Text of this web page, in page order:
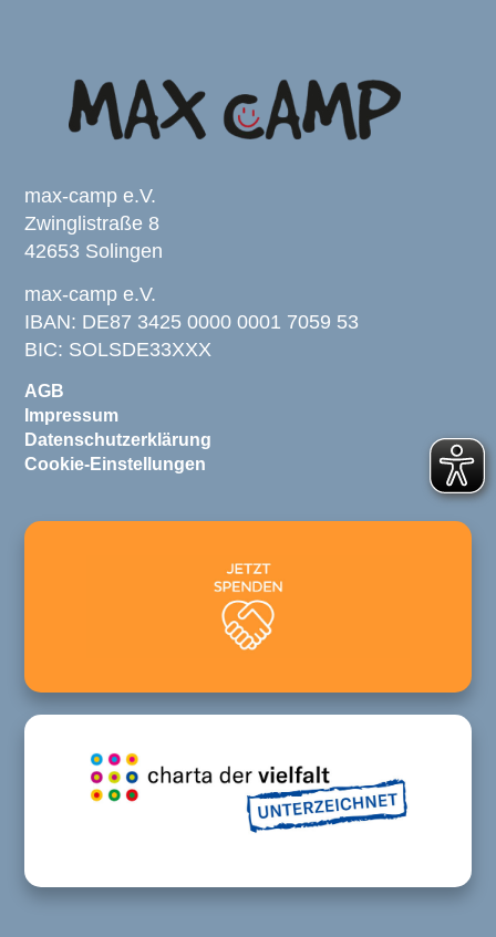
max-camp e.V.
Zwinglistraße 8
42653 Solingen
max-camp e.V.
IBAN: DE87 3425 0000 0001 7059 53
BIC: SOLSDE33XXX
AGB
Impressum
Datenschutzerklärung
Cookie-Einstellungen